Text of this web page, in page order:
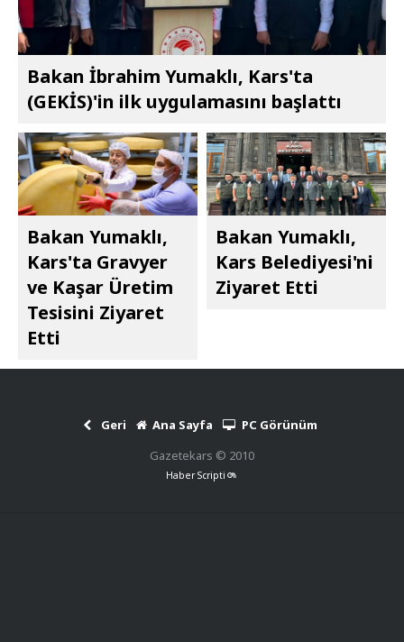
Bakan İbrahim Yumaklı, Kars'ta
(GEKİS)'in ilk uygulamasını başlattı
Bakan Yumaklı,
Kars'ta Gravyer
ve Kaşar Üretim
Tesisini Ziyaret
Etti
Bakan Yumaklı,
Kars Belediyesi'ni
Ziyaret Etti
Geri Ana Sayfa
PC Görünüm
Gazetekars © 2010
Haber Scripti